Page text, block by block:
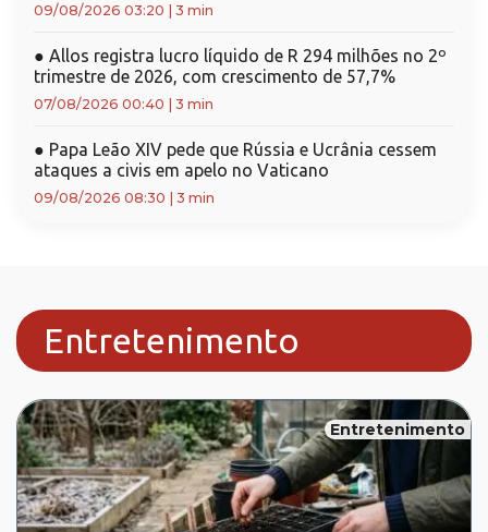
09/08/2026 03:20 3 min
● Allos registra lucro líquido de R 294 milhões no 2º
trimestre de 2026, com crescimento de 57,7%
07/08/2026 00:40 3 min
● Papa Leão XIV pede que Rússia e Ucrânia cessem
ataques a civis em apelo no Vaticano
09/08/2026 08:30 3 min
Entretenimento
Entretenimento